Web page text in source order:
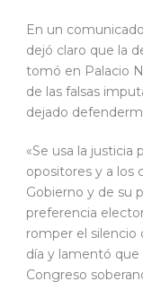
En un
dejó claro que la
tomó en Palacio
de las falsas
dejado
«Se usa la justicia
opositores y a los
Gobierno y de su
preferencia
romper el silencio
día y lamentó que
Congreso